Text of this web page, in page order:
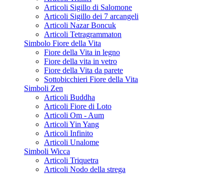
Articoli Sigillo di Salomone
Articoli Sigillo dei 7 arcangeli
Articoli Nazar Boncuk
Articoli Tetragrammaton
Simbolo Fiore della Vita
Fiore della Vita in legno
Fiore della vita in vetro
Fiore della Vita da parete
Sottobicchieri Fiore della Vita
Simboli Zen
Articoli Buddha
Articoli Fiore di Loto
Articoli Om - Aum
Articoli Yin Yang
Articoli Infinito
Articoli Unalome
Simboli Wicca
Articoli Triquetra
Articoli Nodo della strega